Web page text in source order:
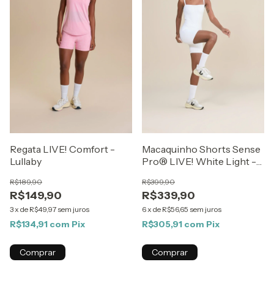
Regata LIVE! Comfort -
Lullaby
R$149,90
R$189,90
3x de R$49,97 sem juros
R$134,91 com Pix
Comprar
Macaquinho Shorts Sense
Pro® LIVE! White Light -
R$339,90
R$399,90
6x de R$56,65 sem juros
R$305,91 com Pix
Comprar